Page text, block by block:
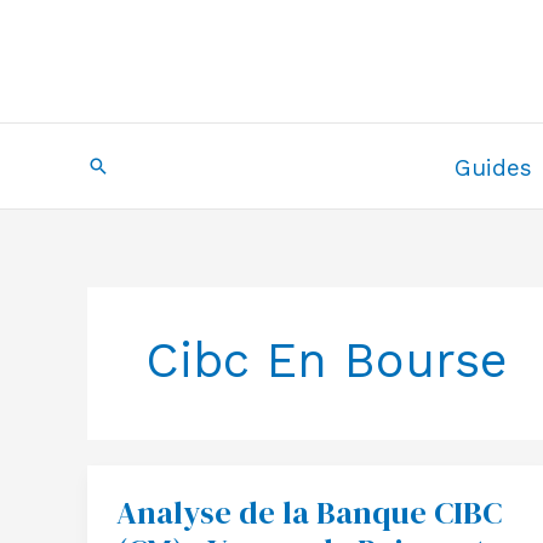
Recherche Guides
Cibc En Bourse
Analyse de la Banque CIBC
Analyse
de